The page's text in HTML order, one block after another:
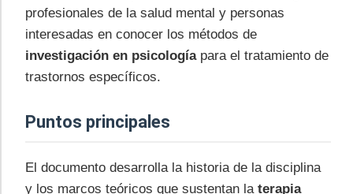
profesionales de la salud mental y personas
interesadas en conocer los métodos de
investigación en psicologíapara el tratamiento de
trastornos específicos.
Puntos principales
El documento desarrolla la historia de la disciplina
y los marcos teóricos que sustentan la terapia